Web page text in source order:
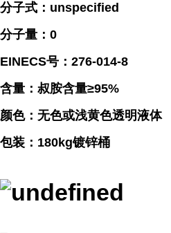
分子式：unspecified
分子量：0
EINECS号：276-014-8
含量：叔胺含量≥95%
颜色：无色或浅黄色透明液体
包装：180kg镀锌桶